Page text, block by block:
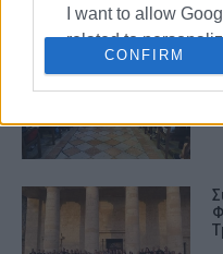
I want to allow
related to
I want to allow
authentication
CONFIRM